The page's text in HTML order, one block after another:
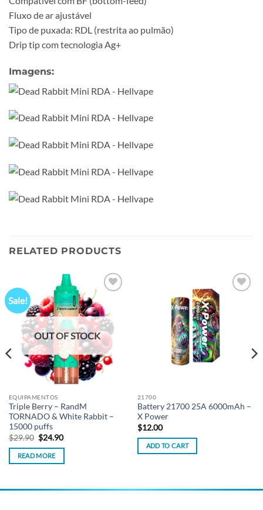
Fluxo de ar ajustável
Tipo de puxada: RDL (restrita ao pulmão)
Drip tip com tecnologia Ag+
Imagens:
RELATED PRODUCTS
Sale!
wishlist
OUT OF STOCK
EQUIPAMENTOS
Triple Berry – RandM
TORNADO & White Rabbit –
15000 puffs
$29.90 Original
price
was:
$29.90.
$24.90Current
is:
READ MORE
21700
Battery 21700 25A 6000mAh –
X Power
$12.00
ADD TO CART